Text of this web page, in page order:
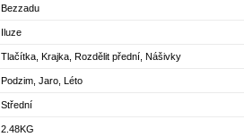
Bezzadu
Iluze
Tlačítka, Krajka, Rozdělit přední, Nášivky
Podzim, Jaro, Léto
Střední
2.48KG